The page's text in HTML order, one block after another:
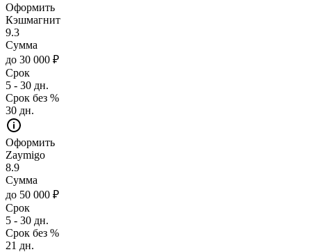
Оформить
Кэшмагнит
9.3
Сумма
до 30 000 ₽
Срок
5 - 30 дн.
Срок без %
30 дн.
Оформить
Zaymigo
8.9
Сумма
до 50 000 ₽
Срок
5 - 30 дн.
Срок без %
21 дн.